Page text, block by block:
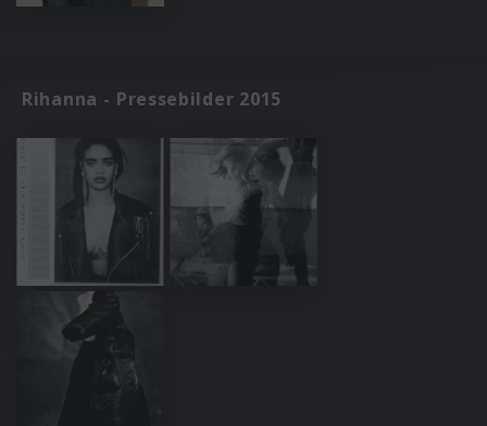
Rihanna - Pressebilder 2015